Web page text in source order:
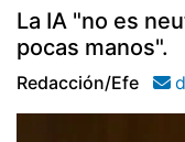
La IA "no es
pocas manos".
Redacción/efe